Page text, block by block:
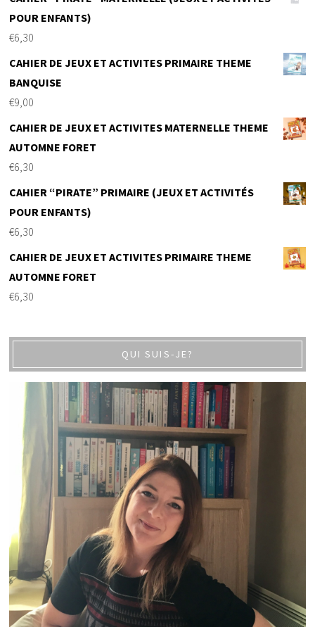
POUR ENFANTS)
€6,30
CAHIER DE JEUX ET ACTIVITES PRIMAIRE THEME
BANQUISE
€9,00
CAHIER DE JEUX ET ACTIVITES MATERNELLE THEME
AUTOMNE FORET
€6,30
CAHIER “PIRATE” PRIMAIRE (JEUX ET ACTIVITÉS
POUR ENFANTS)
€6,30
CAHIER DE JEUX ET ACTIVITES PRIMAIRE THEME
AUTOMNE FORET
€6,30
QUI SUIS-JE?